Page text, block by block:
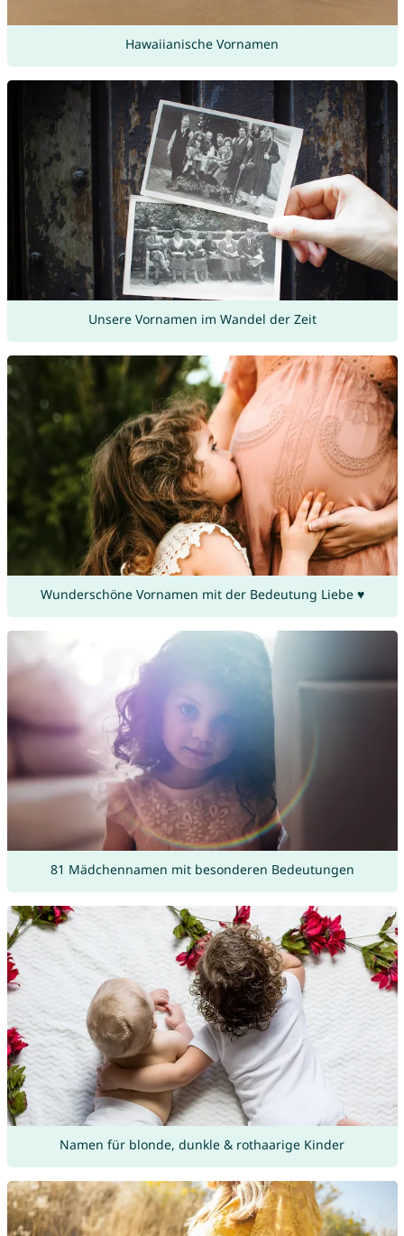
Hawaiianische Vornamen
Unsere Vornamen im Wandel der Zeit
Wunderschöne Vornamen mit der Bedeutung Liebe ♥
81 Mädchennamen mit besonderen Bedeutungen
Namen für blonde, dunkle & rothaarige Kinder